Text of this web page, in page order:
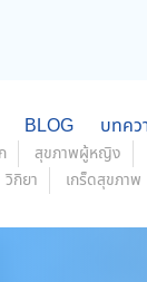
BLOG บทคว
สุขภาพผู้หญิง
วิกิยา เกร็ดสุขภาพ